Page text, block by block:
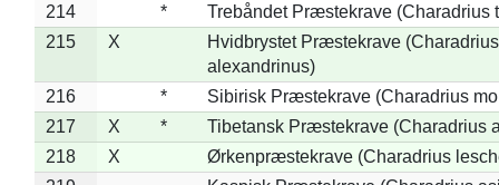
214
*
Trebåndet Præstekrave (Charadrius
215
X
Hvidbrystet Præstekrave (Charadrius
alexandrinus)
216
*
Sibirisk Præstekrave (Charadrius
217
X *
Tibetansk Præstekrave (Charadrius
218
X
Ørkenpræstekrave (Charadrius